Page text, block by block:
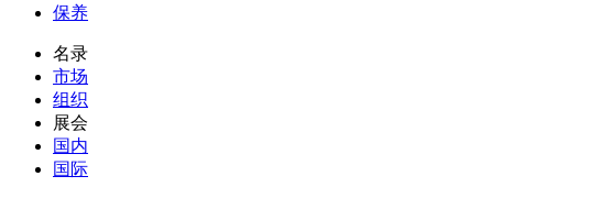
保养
名录
市场
组织
展会
国内
国际